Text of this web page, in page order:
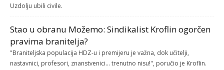
Uzdolju ubili civile.
Stao u obranu Možemo: Sindikalist Kroflin ogorčen
pravima branitelja?
"Braniteljska populacija HDZ-u i premijeru je važna, dok učitelji,
nastavnici, profesori, znanstvenici... trenutno nisu!", poručio je Kroflin.